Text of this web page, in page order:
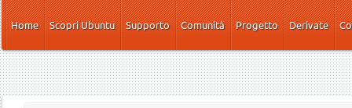
Salta al contenuto principale
Home
Scopri Ubuntu Supporto Comunità Progetto Derivate